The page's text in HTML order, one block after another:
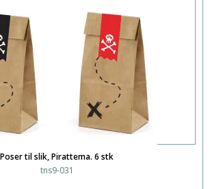
Poser til slik, Pirattema. 6 stk
tns9-031